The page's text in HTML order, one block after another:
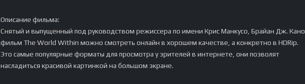
Описание фильма:
Снятый и выпущенный под руководством режиссера по имени Крис Манкусо, Брайан Дж. Кано,
фильм The World Within можно смотреть онлайн в хорошем качестве, а конкретно в HDRip.
Это самые популярные форматы для просмотра у зрителей в интернете, они позволят
насладиться красивой картинкой на большом экране.